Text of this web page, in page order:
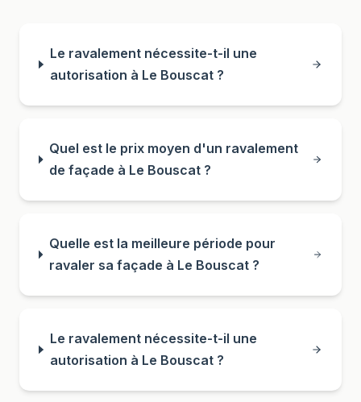
Le ravalement nécessite-t-il une
autorisation à Le Bouscat ?
Quel est le prix moyen d'un ravalement
de façade à Le Bouscat ?
Quelle est la meilleure période pour
ravaler sa façade à Le Bouscat ?
Le ravalement nécessite-t-il une
autorisation à Le Bouscat ?